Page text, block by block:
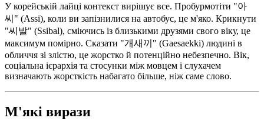
У корейській лайці контекст вирішує все. Пробурмотіти "아
씨" (Assi), коли ви запізнилися на автобус, це м'яко. Крикнути
"씨발" (Ssibal), сміючись із близькими друзями свого віку, це
максимум помірно. Сказати "개새끼" (Gaesaekki) людині в
обличчя зі злістю, це жорстко й потенційно небезпечно. Вік,
соціальна ієрархія та стосунки між мовцем і слухачем
визначають жорсткість набагато більше, ніж саме слово.
М'які вирази